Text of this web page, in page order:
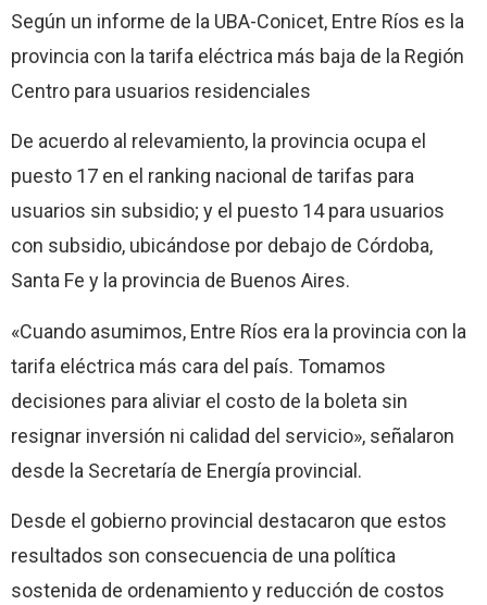
Según un informe de la UBA-Conicet, Entre Ríos es la
provincia con la tarifa eléctrica más baja de la Región
Centro para usuarios residenciales
De acuerdo al relevamiento, la provincia ocupa el
puesto 17 en el ranking nacional de tarifas para
usuarios sin subsidio; y el puesto 14 para usuarios
con subsidio, ubicándose por debajo de Córdoba,
Santa Fe y la provincia de Buenos Aires.
«Cuando asumimos, Entre Ríos era la provincia con la
tarifa eléctrica más cara del país. Tomamos
decisiones para aliviar el costo de la boleta sin
resignar inversión ni calidad del servicio», señalaron
desde la Secretaría de Energía provincial.
Desde el gobierno provincial destacaron que estos
resultados son consecuencia de una política
sostenida de ordenamiento y reducción de costos